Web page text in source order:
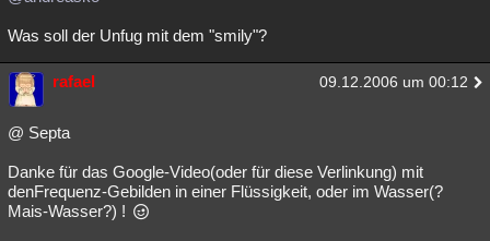
Was soll der Unfug mit dem "smily"?
rafael 09.12.2006 um 00:12
@ Septa
Danke für das Google-Video(oder für diese Verlinkung) mit
denFrequenz-Gebilden in einer Flüssigkeit, oder im Wasser(?
Mais-Wasser?) !